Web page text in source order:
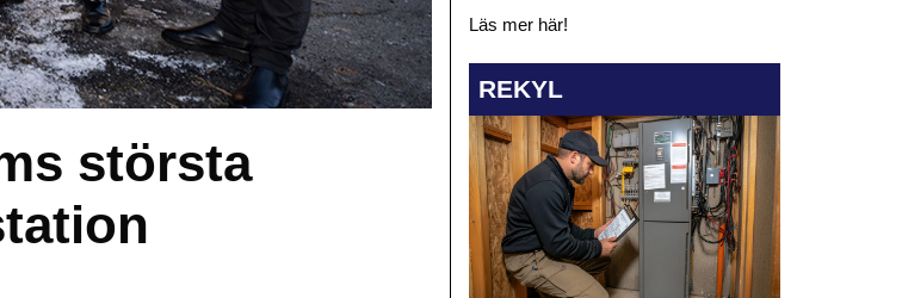
största
Läs mer här!
REKYL